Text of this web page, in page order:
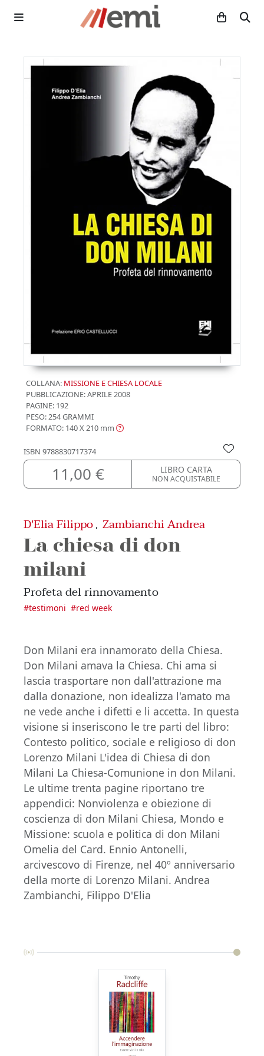
COLLANA: MISSIONE E CHIESA LOCALE
PUBBLICAZIONE:APRILE 2008
PAGINE: 192
PESO: 254 GRAMMI
FORMATO: 140 X 210 mm
ISBN 9788830717374
11,00 € LIBRO CARTA
NON ACQUISTABILE
D'Elia Filippo , Zambianchi Andrea
La chiesa di don
milani
Profeta del rinnovamento
#testimoni #red week
Don Milani era innamorato della Chiesa.
Don Milani amava la Chiesa. Chi ama si
lascia trasportare non dall'attrazione ma
dalla donazione, non idealizza l'amato ma
ne vede anche i difetti e li accetta. In questa
visione si inseriscono le tre parti del libro:
Contesto politico, sociale e religioso di don
Lorenzo Milani L'idea di Chiesa di don
Milani La Chiesa-Comunione in don Milani.
Le ultime trenta pagine riportano tre
appendici: Nonviolenza e obiezione di
coscienza di don Milani Chiesa, Mondo e
Missione: scuola e politica di don Milani
Omelia del Card. Ennio Antonelli,
arcivescovo di Firenze, nel 40º anniversario
della morte di Lorenzo Milani. Andrea
Zambianchi, Filippo D'Elia